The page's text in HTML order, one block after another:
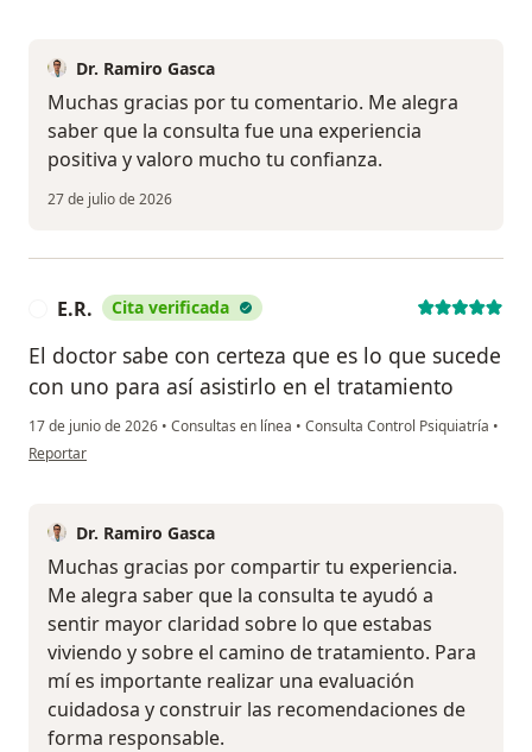
Dr. Ramiro Gasca
Muchas gracias por tu comentario. Me alegra
saber que la consulta fue una experiencia
positiva y valoro mucho tu confianza.
27 de julio de 2026
E.R. Cita verificada
El doctor sabe con certeza que es lo que sucede
con uno para así asistirlo en el tratamiento
17 de junio de 2026 • Consultas en línea • Consulta Control Psiquiatría •
en opinión del usuario E.R.
Reportar
Dr. Ramiro Gasca
Muchas gracias por compartir tu experiencia.
Me alegra saber que la consulta te ayudó a
sentir mayor claridad sobre lo que estabas
viviendo y sobre el camino de tratamiento. Para
mí es importante realizar una evaluación
cuidadosa y construir las recomendaciones de
forma responsable.